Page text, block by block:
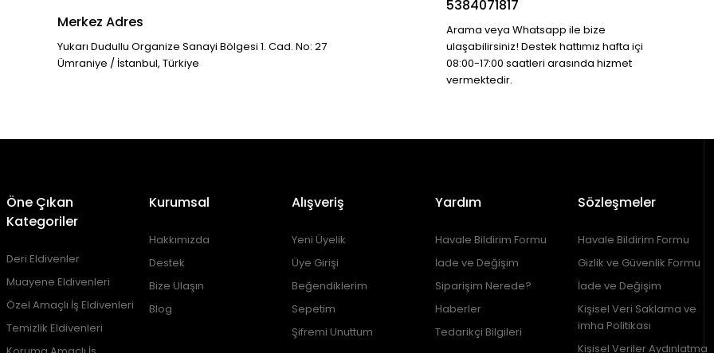
Merkez Adres
Yukarı Dudullu Organize Sanayi Bölgesi 1. Cad. No: 27
Ümraniye / İstanbul, Türkiye
5384071817
Arama veya Whatsapp ile bize
ulaşabilirsiniz! Destek hattımız hafta içi
08:00-17:00 saatleri arasında hizmet
vermektedir.
Öne Çıkan
Kategoriler
Deri Eldivenler
Muayene Eldivenleri
Özel Amaçlı İş Eldivenleri
Temizlik Eldivenleri
Kurumsal
Hakkımızda
Destek
Bize Ulaşın
Blog
Alışveriş
Yeni Üyelik
Üye Girişi
Beğendiklerim
Sepetim
Şifremi Unuttum
Yardım
Havale Bildirim Formu
İade ve Değişim
Siparişim Nerede?
Haberler
Tedarikçi Bilgileri
Sözleşmeler
Havale Bildirim Formu
Gizlik ve Güvenlik Formu
İade ve Değişim
Kişisel Veri Saklama ve
imha Politikası
Kişisel Veriler Aydınlatma